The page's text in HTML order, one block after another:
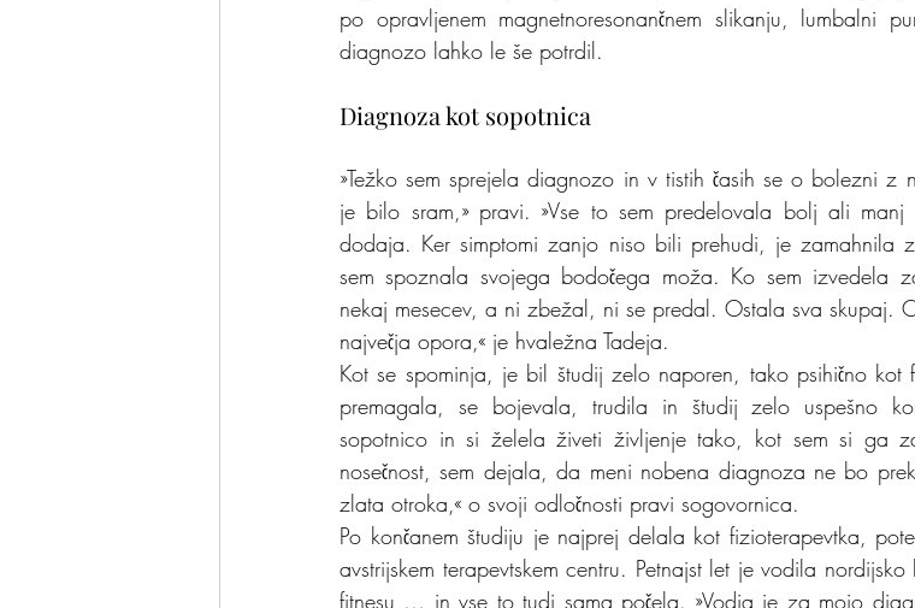
po opravljenem magnetnoresonančnem slikanju, lumbalni
diagnozo lahko le še potrdil.
Diagnoza kot sopotnica
»Težko sem sprejela diagnozo in v tistih časih se o bolezni z
je bilo sram,» pravi. »Vse to sem predelovala bolj ali
dodaja. Ker simptomi zanjo niso bili prehudi, je zamahnila
sem spoznala svojega bodočega moža. Ko sem izvedela
nekaj mesecev, a ni zbežal, ni se predal. Ostala sva skupaj.
največja opora,« je hvaležna Tadeja.
Kot se spominja, je bil študij zelo naporen, tako psihično
premagala, se bojevala, trudila in študij zelo uspešno
sopotnico in si želela živeti življenje tako, kot sem si ga
nosečnost, sem dejala, da meni nobena diagnoza ne bo
zlata otroka,« o svoji odločnosti pravi sogovornica.
Po končanem študiju je najprej delala kot fizioterapevtka,
avstrijskem terapevtskem centru. Petnajst let je vodila
fitnesu … in vse to tudi sama počela. »Vodja je za mojo